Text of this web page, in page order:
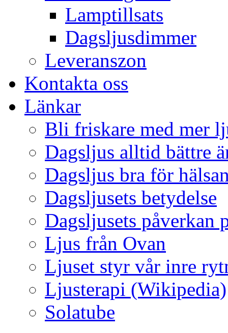
Lamptillsats
Dagsljusdimmer
Leveranszon
Kontakta oss
Länkar
Bli friskare med mer
Dagsljus alltid bättre
Dagsljus bra för
Dagsljusets betydelse
Dagsljusets påverkan
Ljus från Ovan
Ljuset styr vår inre
Ljusterapi (Wikipedia)
Solatube